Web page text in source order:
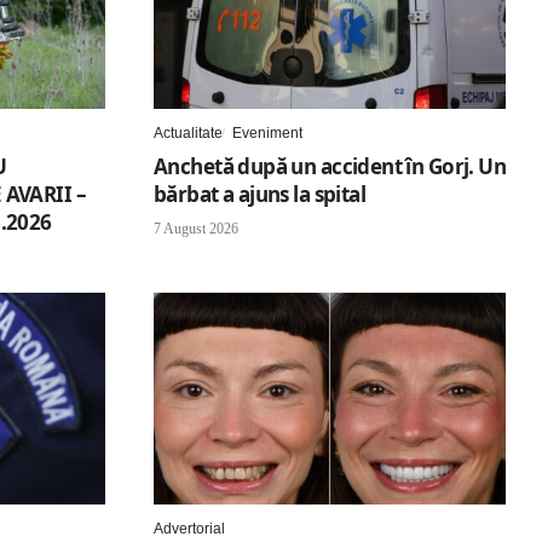
AVARII –
Actualitate Eveniment
Anchetă după un accident în Gorj. Un
bărbat a ajuns la spital
7 August 2026
Advertorial